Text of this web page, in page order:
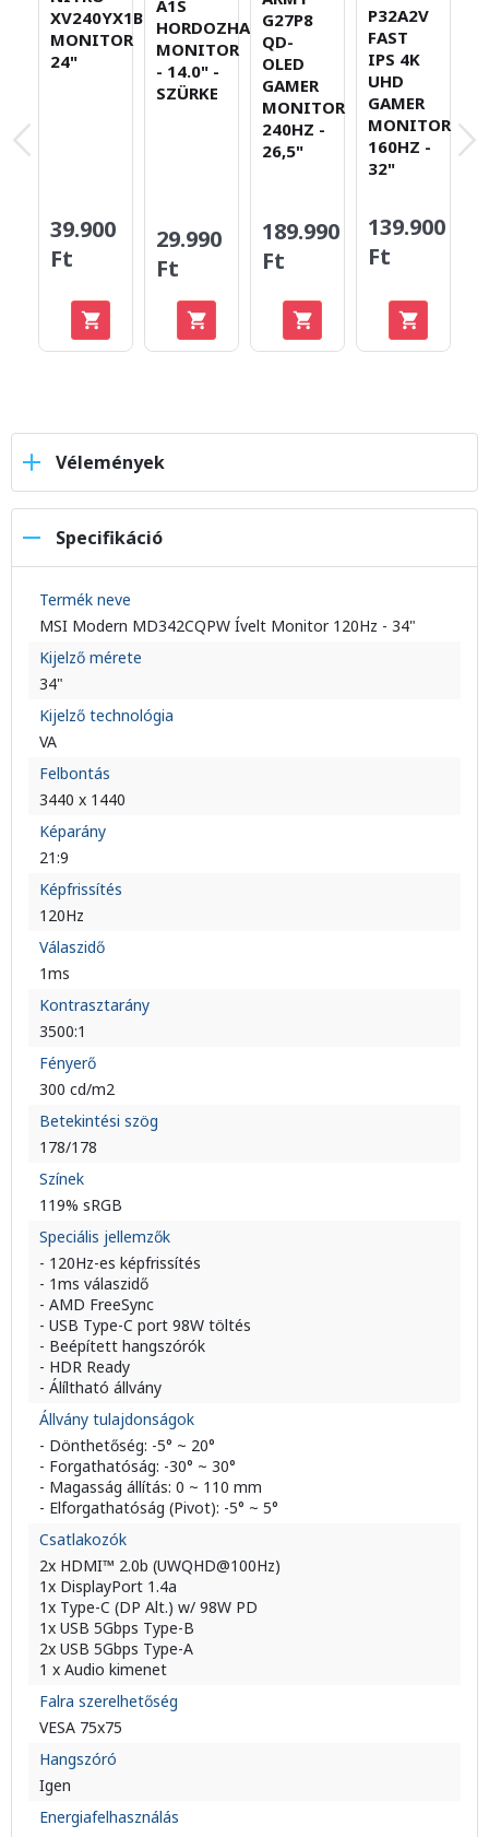
XV240YX1BMIIPRX
MONITOR
24"
39.900
Ft
A1S
HORDOZHATÓ
MONITOR
- 14.0" -
SZÜRKE
29.990
Ft
G27P8
QD-
OLED
GAMER
MONITOR
240HZ -
26,5"
189.990
Ft
P32A2V
FAST
IPS 4K
UHD
GAMER
MONITOR
160HZ -
32"
139.900
Ft
Vélemények
Specifikáció
Termék neve
MSI Modern MD342CQPW Ívelt Monitor 120Hz - 34"
Kijelző mérete
34"
Kijelző technológia
VA
Felbontás
3440 x 1440
Képarány
21:9
Képfrissítés
120Hz
Válaszidő
1ms
Kontrasztarány
3500:1
Fényerő
300 cd/m2
Betekintési szög
178/178
Színek
119% sRGB
Speciális jellemzők
- 120Hz-es képfrissítés
- 1ms válaszidő
- AMD FreeSync
- USB Type-C port 98W töltés
- Beépített hangszórók
- HDR Ready
- Álíltható állvány
Állvány tulajdonságok
- Dönthetőség: -5° ~ 20°
- Forgathatóság: -30° ~ 30°
- Magasság állítás: 0 ~ 110 mm
- Elforgathatóság (Pivot): -5° ~ 5°
Csatlakozók
2x HDMI™ 2.0b (UWQHD@100Hz)
1x DisplayPort 1.4a
1x Type-C (DP Alt.) w/ 98W PD
1x USB 5Gbps Type-B
2x USB 5Gbps Type-A
1 x Audio kimenet
Falra szerelhetőség
VESA 75x75
Hangszóró
Igen
Energiafelhasználás